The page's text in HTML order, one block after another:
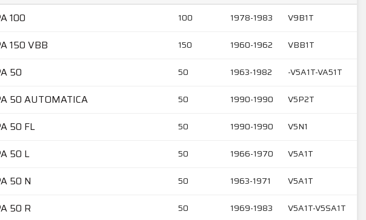
100 100 1978-1983 V9B1T
150 VBB 150 1960-1962 VBB1T
50 50 1963-1982 -V5A1T-VA51T
50 AUTOMATICA 50 1990-1990 V5P2T
50 FL 50 1990-1990 V5N1
50 L 50 1966-1970 V5A1T
50 N 50 1963-1971 V5A1T
50 R 50 1969-1983 V5A1T-V5SA1T